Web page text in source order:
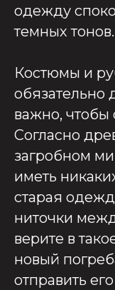
одежду
темных тонов.
Костюмы и
обязательно
важно,
Согласно
загробном
иметь
старая
ниточки
верите в
новый
отправить